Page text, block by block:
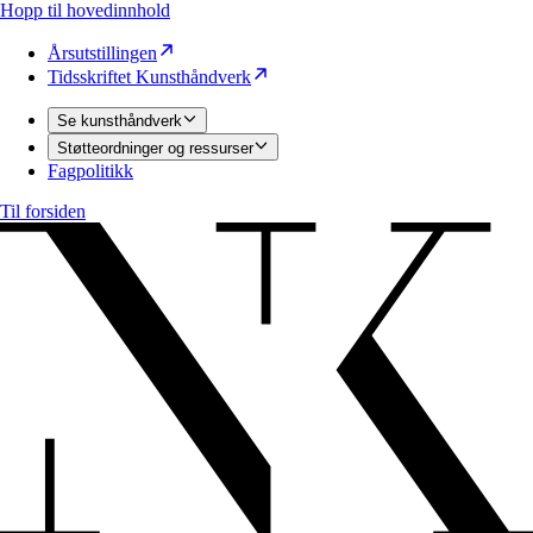
Hopp til hovedinnhold
Årsutstillingen
Tidsskriftet Kunsthåndverk
Se kunsthåndverk
Støtteordninger og ressurser
Fagpolitikk
Til forsiden